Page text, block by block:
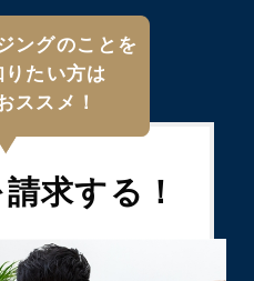
ングのことを
たい方は
ススメ！
請求する！